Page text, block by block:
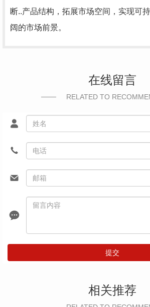
断..产品结构，拓展市场空间，实现可
阔的市场前景。
在线留言
RELATED TO
提交
相关推荐